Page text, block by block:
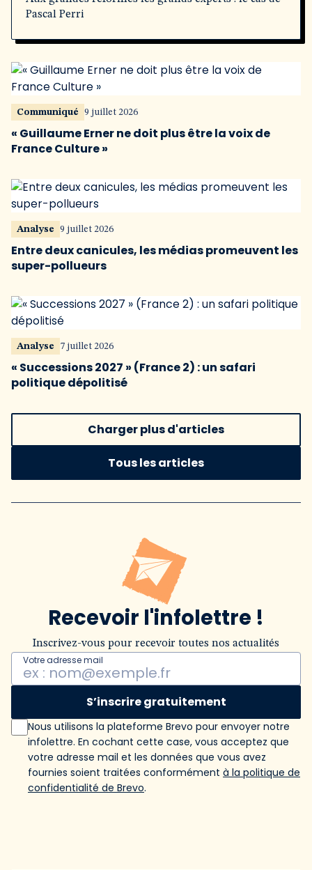
Pascal Perri
Communiqué 9 juillet 2026
« Guillaume Erner ne doit plus être la voix de
France Culture »
Analyse 9 juillet 2026
Entre deux canicules, les médias promeuvent les
super-pollueurs
Analyse 7 juillet 2026
« Successions 2027 » (France 2) : un safari
politique dépolitisé
Charger plus d'articles
Tous les articles
Recevoir l'infolettre !
Inscrivez-vous pour recevoir toutes nos actualités
Votre adresse mail
S’inscrire gratuitement
Nous utilisons la plateforme Brevo pour envoyer notre
infolettre. En cochant cette case, vous acceptez que
votre adresse mail et les données que vous avez
fournies soient traitées conformément à la politique de
confidentialité de Brevo.